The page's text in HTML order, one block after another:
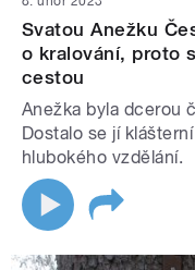
Svatou Anežku
o kralování, proto
cestou
Anežka byla dcerou
Dostalo se jí
hlubokého vzdělání.